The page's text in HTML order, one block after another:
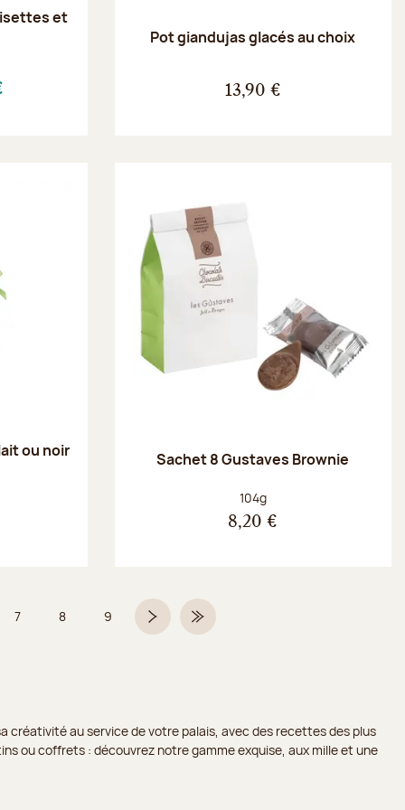
et
Pot giandujas glacés au choix
13,90 €
ou noir
Sachet 8 Gustaves Brownie
Poids net :
104g
8,20 €
sur 9
Page
7 Page
8 Page
9 Page suivanteDernière page
créativité au service de votre palais, avec des recettes des plus
ou coffrets : découvrez notre gamme exquise, aux mille et une